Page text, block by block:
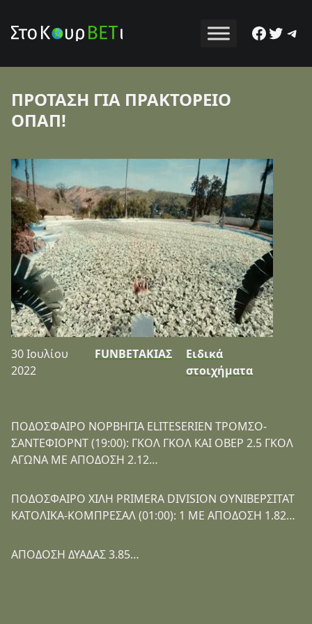
ΠΡΟΤΑΣΗ ΓΙΑ ΠΡΑΚΤΟΡΕΙΟ
ΟΠΑΠ!
30 Ιουλίου
2022
FUNBETΑΚΙΑΣ
Ειδικά
στοιχήματα
ΠΟΔΟΣΦΑΙΡΟ ΝΟΡΒΗΓΙΑ ELITESERIEN ΤΡΟΜΣΟ-
ΣΑΝΤΕΦΙΟΡΝΤ (19:00): ΓΚΟΛ ΓΚΟΛ ΚΑΙ ΟΒΕΡ 2.5 ΓΚΟΛ
ΑΓΩΝΑ ΜΕ ΑΠΟΔΟΣΗ 2.12…
ΠΟΔΟΣΦΑΙΡΟ ΧΙΛΗ PRIMERA DIVISION ΟΥΝΙΒΕΡΣΙΤΑΤ
ΚΑΤΟΛΙΚΑ-ΚΟΜΠΡΕΣΑΛ (01:00): 1 ΜΕ ΑΠΟΔΟΣΗ 1.82…
ΑΠΟΔΟΣΗ ΔΥΑΔΑΣ 3.85…